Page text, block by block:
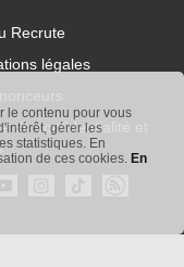
Recrute
légales
de confidentialité et
le contenu pour vous
gérer les
statistiques. En
de ces cookies. En